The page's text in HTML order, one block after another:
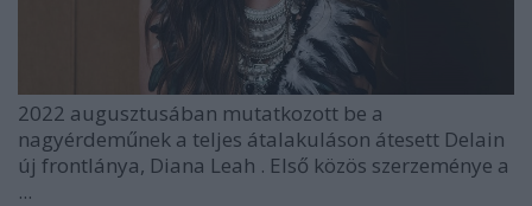
2022 augusztusában mutatkozott be a
nagyérdeműnek a teljes átalakuláson átesett Delain
új frontlánya, Diana Leah . Első közös szerzeménye a
...